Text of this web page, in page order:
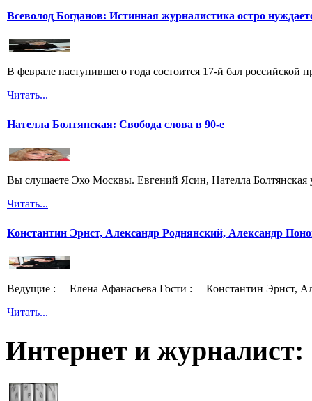
Всеволод Богданов: Истинная журналистика остро
В феврале наступившего года состоится 17-й бал российской
Читать...
Нателла Болтянская: Свобода слова в 90-е
Вы слушаете Эхо Москвы. Евгений Ясин, Нателла Болтянская
Читать...
Константин Эрнст, Александр Роднянский, Александр
Ведущие : Елена Афанасьева Гости : Константин Эрнст,
Читать...
Интернет и журналист: